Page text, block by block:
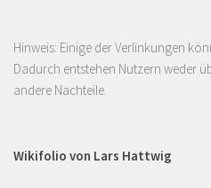
Hinweis: Einige der Verlinkungen
Dadurch entstehen Nutzern weder
andere Nachteile.
Wikifolio von Lars Hattwig